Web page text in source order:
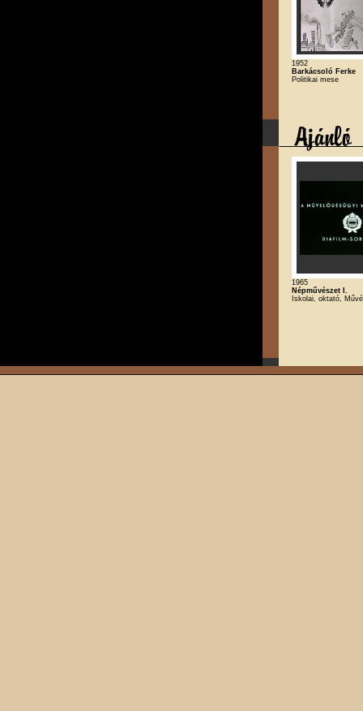
1952
Barkácsoló Ferke
Politikai mese
1965
Népművészet I.
Iskolai, oktató,